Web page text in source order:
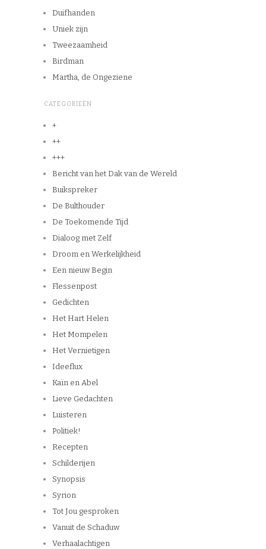
Duifhanden
Uniek zijn
Tweezaamheid
Birdman
Martha, de Ongeziene
CATEGORIEËN
+
++
+++
Bericht van het Dak van de Wereld
Buikspreker
De Bulthouder
De Toekomende Tijd
Dialoog met Zelf
Droom en Werkelijkheid
Een nieuw Begin
Flessenpost
Gedichten
Het Hart Helen
Het Mompelen
Het Vernietigen
Ideeflux
Kaïn en Abel
Lieve Gedachten
Luisteren
Politiek!
Recepten
Schilderijen
Synopsis
Syrion
Tot Jou gesproken
Vanuit de Schaduw
Verhaalachtigen